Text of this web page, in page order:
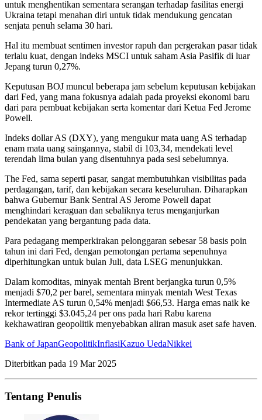
untuk menghentikan sementara serangan terhadap fasilitas energi
Ukraina tetapi menahan diri untuk tidak mendukung gencatan
senjata penuh selama 30 hari.
Hal itu membuat sentimen investor rapuh dan pergerakan pasar tidak
terlalu kuat, dengan indeks MSCI untuk saham Asia Pasifik di luar
Jepang turun 0,27%.
Keputusan BOJ muncul beberapa jam sebelum keputusan kebijakan
dari Fed, yang mana fokusnya adalah pada proyeksi ekonomi baru
dari para pembuat kebijakan serta komentar dari Ketua Fed Jerome
Powell.
Indeks dollar AS (DXY), yang mengukur mata uang AS terhadap
enam mata uang saingannya, stabil di 103,34, mendekati level
terendah lima bulan yang disentuhnya pada sesi sebelumnya.
The Fed, sama seperti pasar, sangat membutuhkan visibilitas pada
perdagangan, tarif, dan kebijakan secara keseluruhan. Diharapkan
bahwa Gubernur Bank Sentral AS Jerome Powell dapat
menghindari keraguan dan sebaliknya terus menganjurkan
pendekatan yang bergantung pada data.
Para pedagang memperkirakan pelonggaran sebesar 58 basis poin
tahun ini dari Fed, dengan pemotongan pertama sepenuhnya
diperhitungkan untuk bulan Juli, data LSEG menunjukkan.
Dalam komoditas, minyak mentah Brent berjangka turun 0,5%
menjadi $70,2 per barel, sementara minyak mentah West Texas
Intermediate AS turun 0,54% menjadi $66,53. Harga emas naik ke
rekor tertinggi $3.045,24 per ons pada hari Rabu karena
kekhawatiran geopolitik menyebabkan aliran masuk aset safe haven.
Bank of JapanGeopolitikInflasiKazuo UedaNikkei
Diterbitkan pada 19 Mar 2025
Tentang Penulis